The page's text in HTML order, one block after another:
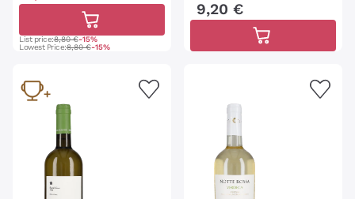
List price:8,80 €-15%
Lowest Price:8,80 €-15%
9,20 €